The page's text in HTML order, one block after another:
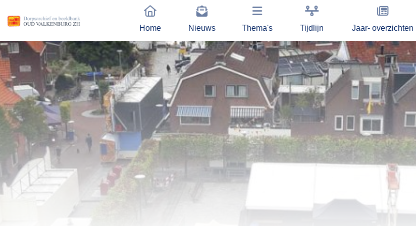
Home Nieuws Thema's Tijdlijn Jaar- overzichten